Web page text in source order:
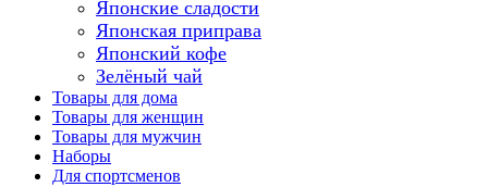
Японские сладости
Японская приправа
Японский кофе
Зелёный чай
Товары для дома
Товары для женщин
Товары для мужчин
Наборы
Для спортсменов